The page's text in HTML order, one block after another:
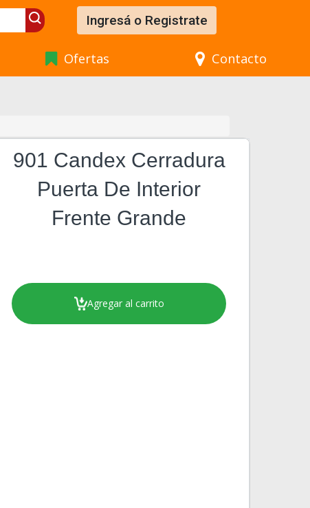
Ingresá o Registrate
Ofertas Contacto
901 Candex Cerradura
Puerta De Interior
Frente Grande
Agregar al carrito